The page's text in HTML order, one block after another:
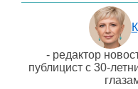
- редактор
публицист с 30-